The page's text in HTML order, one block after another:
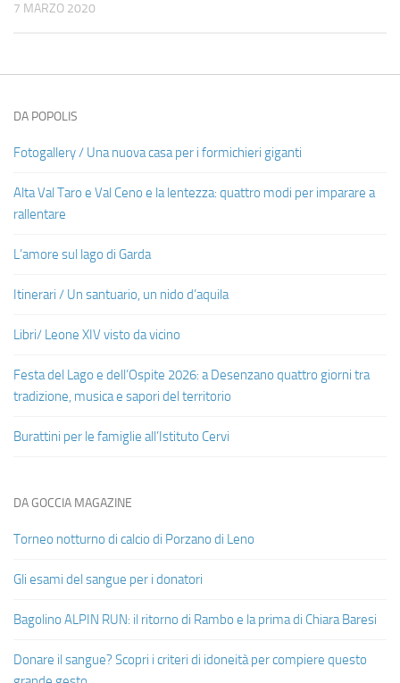
7 MARZO 2020
DA POPOLIS
Fotogallery / Una nuova casa per i formichieri giganti
Alta Val Taro e Val Ceno e la lentezza: quattro modi per imparare a
rallentare
L’amore sul lago di Garda
Itinerari / Un santuario, un nido d’aquila
Libri/ Leone XIV visto da vicino
Festa del Lago e dell’Ospite 2026: a Desenzano quattro giorni tra
tradizione, musica e sapori del territorio
Burattini per le famiglie all’Istituto Cervi
DA GOCCIA MAGAZINE
Torneo notturno di calcio di Porzano di Leno
Gli esami del sangue per i donatori
Bagolino ALPIN RUN: il ritorno di Rambo e la prima di Chiara Baresi
Donare il sangue? Scopri i criteri di idoneità per compiere questo